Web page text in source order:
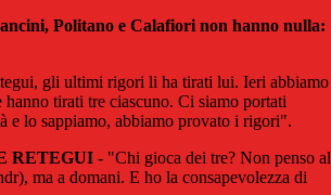
Politano e Calafiori non hanno nulla:
gli ultimi rigori li ha tirati lui. Ieri abbiamo
tirati tre ciascuno. Ci siamo portati
e lo sappiamo, abbiamo provato i rigori".
RETEGUI - "Chi gioca dei tre? Non penso al
ma a domani. E ho la consapevolezza di